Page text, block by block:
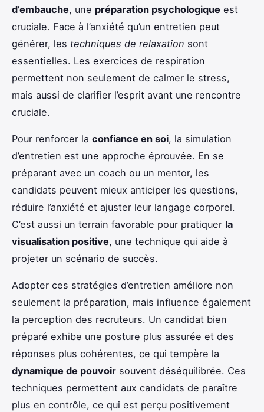
d’embauche, une préparation psychologique est
cruciale. Face à l’anxiété qu’un entretien peut
générer, les techniques de relaxation sont
essentielles. Les exercices de respiration
permettent non seulement de calmer le stress,
mais aussi de clarifier l’esprit avant une rencontre
cruciale.
Pour renforcer la confiance en soi, la simulation
d’entretien est une approche éprouvée. En se
préparant avec un coach ou un mentor, les
candidats peuvent mieux anticiper les questions,
réduire l’anxiété et ajuster leur langage corporel.
C’est aussi un terrain favorable pour pratiquer la
visualisation positive, une technique qui aide à
projeter un scénario de succès.
Adopter ces stratégies d’entretien améliore non
seulement la préparation, mais influence également
la perception des recruteurs. Un candidat bien
préparé exhibe une posture plus assurée et des
réponses plus cohérentes, ce qui tempère la
dynamique de pouvoir souvent déséquilibrée. Ces
techniques permettent aux candidats de paraître
plus en contrôle, ce qui est perçu positivement